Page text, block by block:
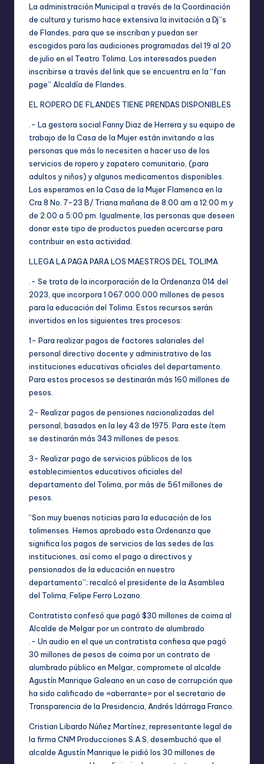
La administración Municipal a través de la Coordinación
de cultura y turismo hace extensiva la invitación a Dj”s
de Flandes, para que se inscriban y puedan ser
escogidos para las audiciones programadas del 19 al 20
de julio en el Teatro Tolima. Los interesados pueden
inscribirse a través del link que se encuentra en la “fan
page” Alcaldía de Flandes.
EL ROPERO DE FLANDES TIENE PRENDAS DISPONIBLES
.- La gestora social Fanny Diaz de Herrera y su equipo de
trabajo de la Casa de la Mujer están invitando a las
personas que más lo necesiten a hacer uso de los
servicios de ropero y zapatero comunitario, (para
adultos y niños) y algunos medicamentos disponibles.
Los esperamos en la Casa de la Mujer Flamenca en la
Cra 8 No. 7-23 B/ Triana mañana de 8:00 am a 12:00 m y
de 2:00 a 5:00 pm. Igualmente, las personas que deseen
donar este tipo de productos pueden acercarse para
contribuir en esta actividad.
LLEGA LA PAGA PARA LOS MAESTROS DEL TOLIMA
.- Se trata de la incorporación de la Ordenanza 014 del
2023, que incorpora 1.067.000.000 millones de pesos
para la educación del Tolima. Estos recursos serán
invertidos en los siguientes tres procesos:
1- Para realizar pagos de factores salariales del
personal directivo docente y administrativo de las
instituciones educativas oficiales del departamento.
Para estos procesos se destinarán más 160 millones de
pesos.
2- Realizar pagos de pensiones nacionalizadas del
personal, basados en la ley 43 de 1975. Para este ítem
se destinarán más 343 millones de pesos.
3- Realizar pago de servicios públicos de los
establecimientos educativos oficiales del
departamento del Tolima, por más de 561 millones de
pesos.
“Son muy buenas noticias para la educación de los
tolimenses. Hemos aprobado esta Ordenanza que
significa los pagos de servicios de las sedes de las
instituciones, así como el pago a directivos y
pensionados de la educación en nuestro
departamento”; recalcó el presidente de la Asamblea
del Tolima, Felipe Ferro Lozano.
Contratista confesó que pagó $30 millones de coima al
Alcalde de Melgar por un contrato de alumbrado
.- Un audio en el que un contratista confiesa que pagó
30 millones de pesos de coima por un contrato de
alumbrado público en Melgar, compromete al alcalde
Agustín Manrique Galeano en un caso de corrupción que
ha sido calificado de «aberrante» por el secretario de
Transparencia de la Presidencia, Andrés Idárraga Franco.
Cristian Libardo Núñez Martínez, representante legal de
la firma CNM Producciones S.A.S, desembuchó que el
alcalde Agustín Manrique le pidió los 30 millones de